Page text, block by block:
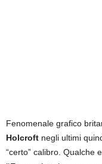
Fenomenale grafico
Holcroft negli ultimi
“certo” calibro. Qualche